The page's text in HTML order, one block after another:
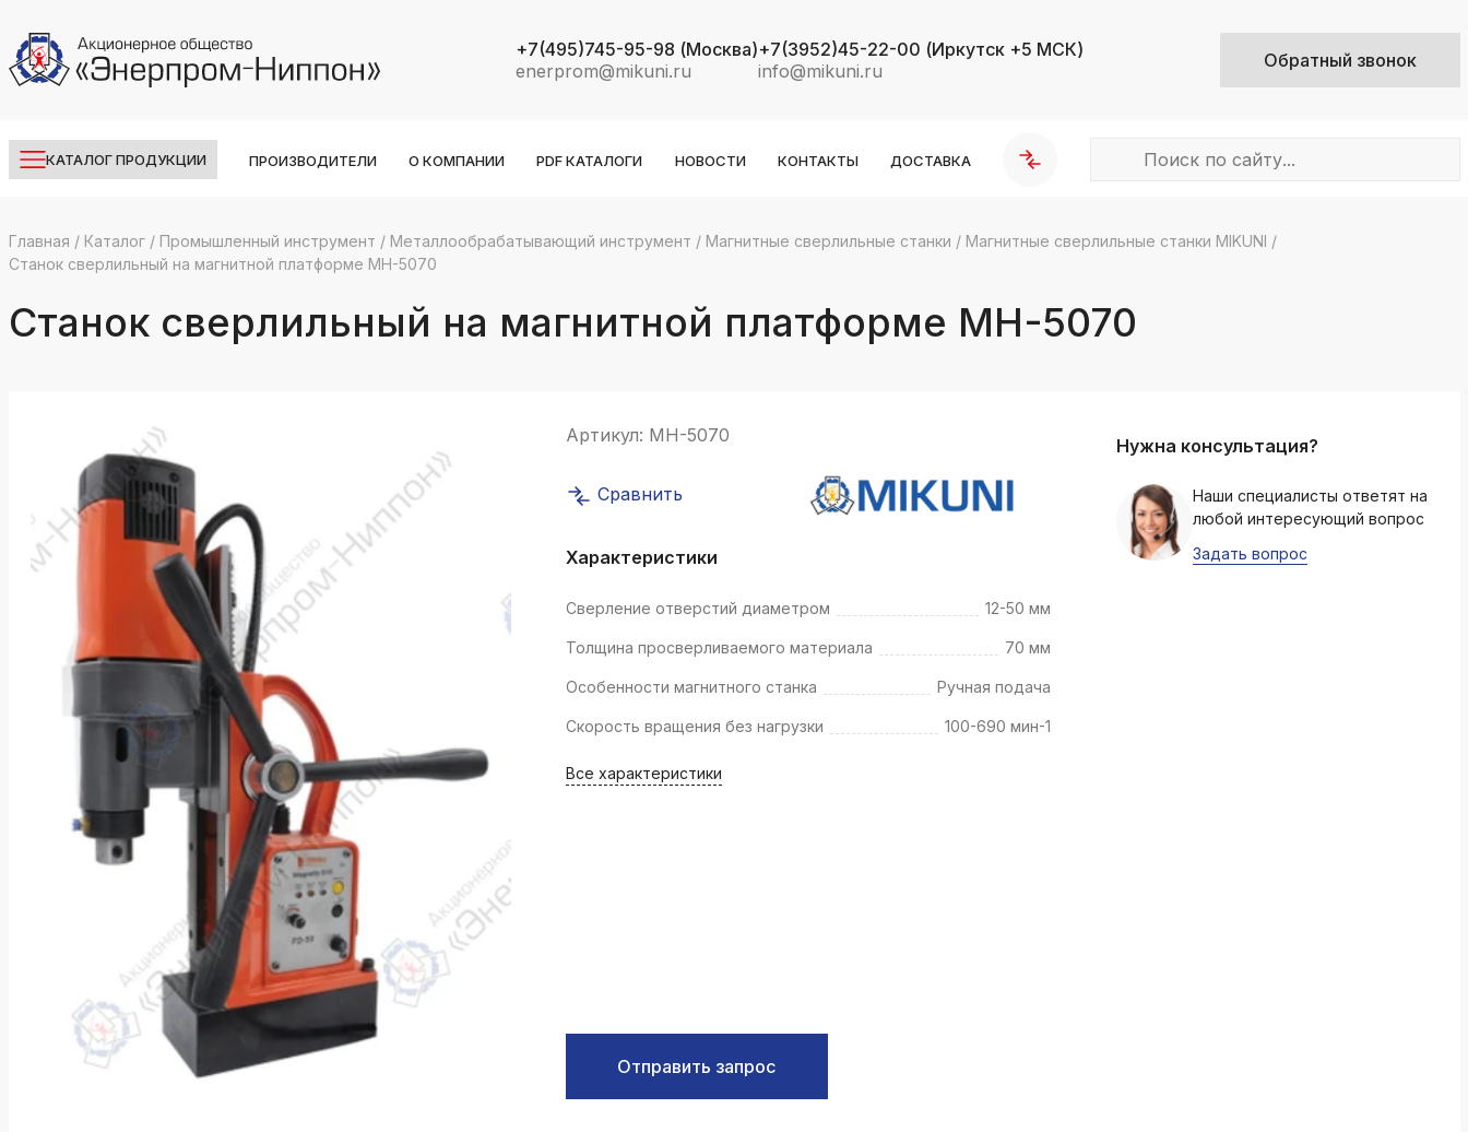
+7(495)745-95-98 (Москва)
enerprom@mikuni.ru
+7(3952)45-22-00 (Иркутск +5 МСК)
info@mikuni.ru
Обратный звонок
КАТАЛОГ ПРОДУКЦИИ ПРОИЗВОДИТЕЛИ О КОМПАНИИ PDF КАТАЛОГИ НОВОСТИ КОНТАКТЫ ДОСТАВКА
k
k
ksldkfjsdlfkjsls;ldfkgjsdl;kfkфыва
k
ksldkfjsdlfkjsls;ldfkgjsdl;kfkфыва
ksldkfjsdlfkjsls;ldfkgjsdl;kfkфыва
ksldkfjsdlfkjsls;ldfkgjsdl;kfkфыва
ksldkfjsdlfkjsls;ldfkgjsdl;kfkфыва
ksldkfjsdlfkjsls;ldfkgjsdl;kfkфыва
ksldkfjsdlfkjsls;ldfkgjsdl;kfkфыва
k
ksldkfjsdlfkjsls;ldfkgjsdl;kfkфыва
k
k
ksldkfjsdlfkjsls;ldfkgjsdl;kfkфыва
k
ksldkfjsdlfkjsls;ldfkgjsdl;kfkфыва
k
ksldkfjsdlfkjsls;ldfkgjsdl;kfkфыва
ksldkfjsdlfkjsls;ldfkgjsdl;kfkфыва
k
Главная / Каталог/ Промышленный инструмент / Металлообрабатывающий инструмент / Магнитные сверлильные станки / Магнитные сверлильные станки MIKUNI /
Станок сверлильный на магнитной платформе МH-5070
Станок сверлильный на магнитной платформе МH-5070
Артикул: МH-5070
Сравнить
Характеристики
Сверление отверстий диаметром 12-50 мм
Толщина просверливаемого материала 70 мм
Особенности магнитного станка Ручная подача
Скорость вращения без нагрузки 100-690 мин-1
Все характеристики
Отправить запрос
Нужна консультация?
Наши специалисты ответят на
любой интересующий вопрос
Задать вопрос